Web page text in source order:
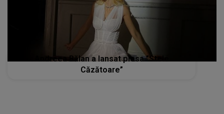
Andreea Bălan a lansat piesa ”Stele
Căzătoare”